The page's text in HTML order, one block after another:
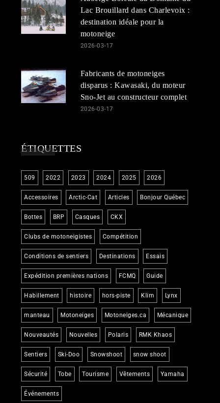
Lac Brouillard dans Charlevoix :
destination idéale pour la
motoneige
2026-03-17
Fabricants de motoneiges
disparus : Kawasaki, du moteur
Sno-Jet au constructeur complet
2026-03-17
ÉTIQUETTES
509 2022 2023 2024 2025 2026
Accessoires Arctic-Cat Articles Bonjour Québec
Bottes BRP Casques CKX
Clubs de motoneigistes Compétition
Conditions de sentiers Destinations Essais
Expédition premières nations FCMQ Guide
Habillement histoire hors-piste Klim Lynx
manteau Motoneiges Motoneiges.ca Mécanique
Nouveautés Nouvelles Polaris RMK Khaos
Sentiers Ski-Doo Snowshoot snow shoot
Sécurité Tobe Tourisme Vêtements Yamaha
Événements